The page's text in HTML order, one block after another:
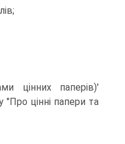
цінних паперів)'
"Про цінні папери та